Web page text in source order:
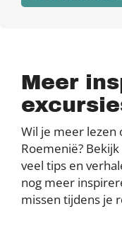
Meer
Wil je meer lezen
Roemenië?
veel tips en
nog meer
missen tijdens je